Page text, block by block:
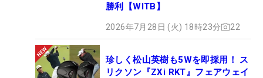
勝利【WITB】
2026年7月28日 (火) 18時23分 22
珍しく松山英樹も5Wを即採用！ ス
リクソン『ZXi RKT』フェアウェイ